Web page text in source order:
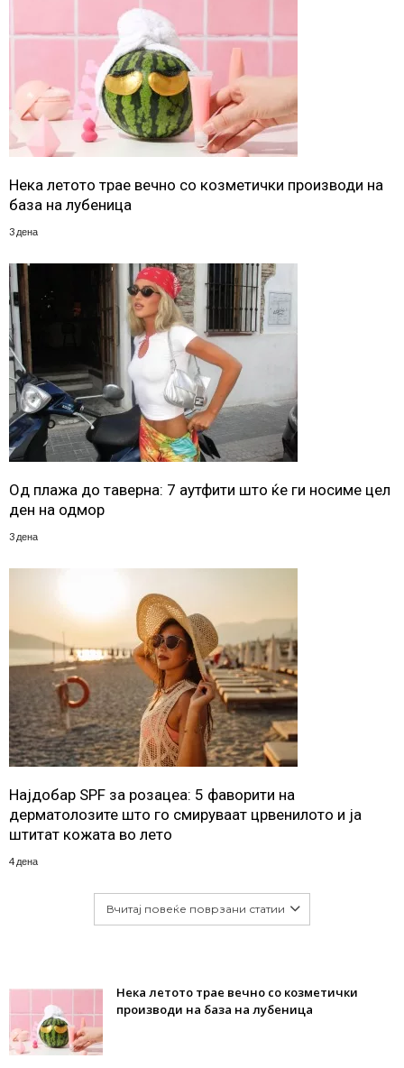
Нека летото трае вечно со козметички производи на
база на лубеница
3 дена
Од плажа до таверна: 7 аутфити што ќе ги носиме цел
ден на одмор
3 дена
Најдобар SPF за розацеа: 5 фаворити на
дерматолозите што го смируваат црвенилото и ја
штитат кожата во лето
4 дена
Вчитај повеќе поврзани статии
Нека летото трае вечно со козметички
производи на база на лубеница